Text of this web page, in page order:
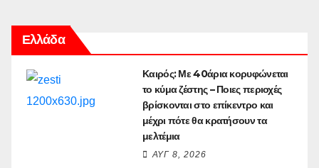
Ελλάδα
Καιρός: Με 40άρια κορυφώνεται
το κύμα ζέστης – Ποιες περιοχές
βρίσκονται στο επίκεντρο και
μέχρι πότε θα κρατήσουν τα
μελτέμια
ΑΥΓ 8, 2026